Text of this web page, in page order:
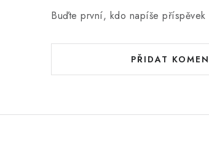
Buďte první, kdo napíše
PŘIDAT